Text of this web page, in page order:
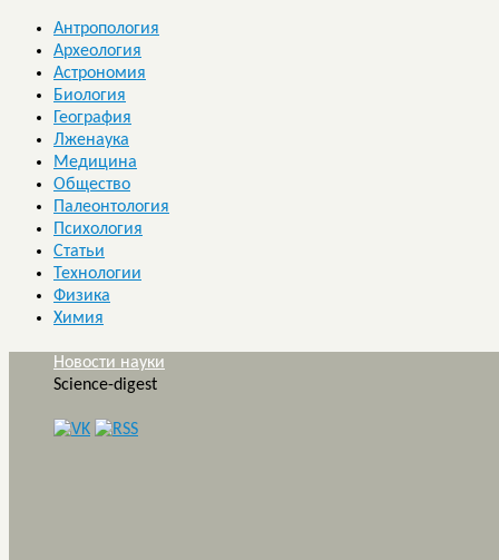
Антропология
Археология
Астрономия
Биология
География
Лженаука
Медицина
Общество
Палеонтология
Психология
Статьи
Технологии
Физика
Химия
Новости науки
Science-digest